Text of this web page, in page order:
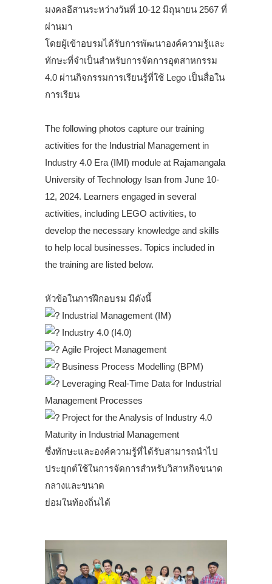
มงคลอีสานระหว่างวันที่ 10-12 มิถุนายน 2567 ที่
ผ่านมา
โดยผู้เข้าอบรมได้รับการพัฒนาองค์ความรู้และ
ทักษะที่จำเป็นสำหรับการจัดการอุตสาหกรรม
4.0 ผ่านกิจกรรมการเรียนรู้ที่ใช้ Lego เป็นสื่อใน
การเรียน
The following photos capture our training
activities for the Industrial Management in
Industry 4.0 Era (IMI) module at Rajamangala
University of Technology Isan from June 10-
12, 2024. Learners engaged in several
activities, including LEGO activities, to
develop the necessary knowledge and skills
to help local businesses. Topics included in
the training are listed below.
หัวข้อในการฝึกอบรม มีดังนี้
Industrial Management (IM)
Industry 4.0 (I4.0)
Agile Project Management
Business Process Modelling (BPM)
Leveraging Real-Time Data for Industrial
Management Processes
Project for the Analysis of Industry 4.0
Maturity in Industrial Management
ซึ่งทักษะและองค์ความรู้ที่ได้รับสามารถนำไป
ประยุกต์ใช้ในการจัดการสำหรับวิสาหกิจขนาด
กลางและขนาด
ย่อมในท้องถิ่นได้